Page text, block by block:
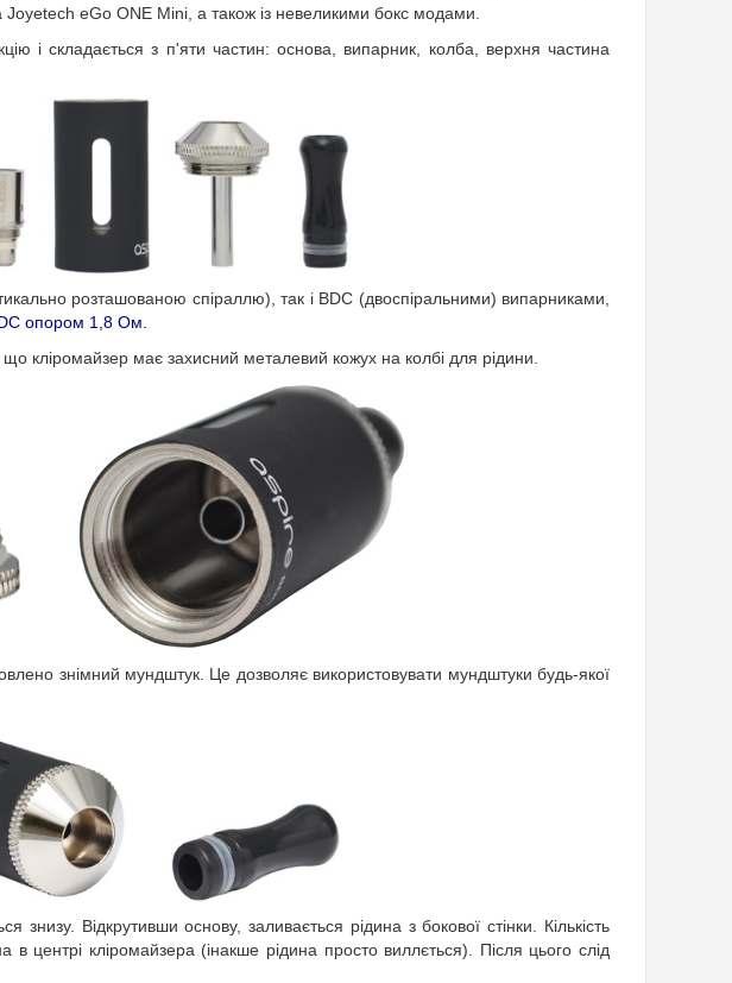
eGo ONE Mini, а також із невеликими бокс модами.
і складається з п'яти частин: основа, випарник, колба, верхня частина
розташованою спіраллю), так і BDC (двоспіральними) випарниками,
опором 1,8 Ом.
кліромайзер має захисний металевий кожух на колбі для рідини.
знімний мундштук. Це дозволяє використовувати мундштуки будь-якої
знизу. Відкрутивши основу, заливається рідина з бокової стінки. Кількість
центрі кліромайзера (інакше рідина просто виллється). Після цього слід